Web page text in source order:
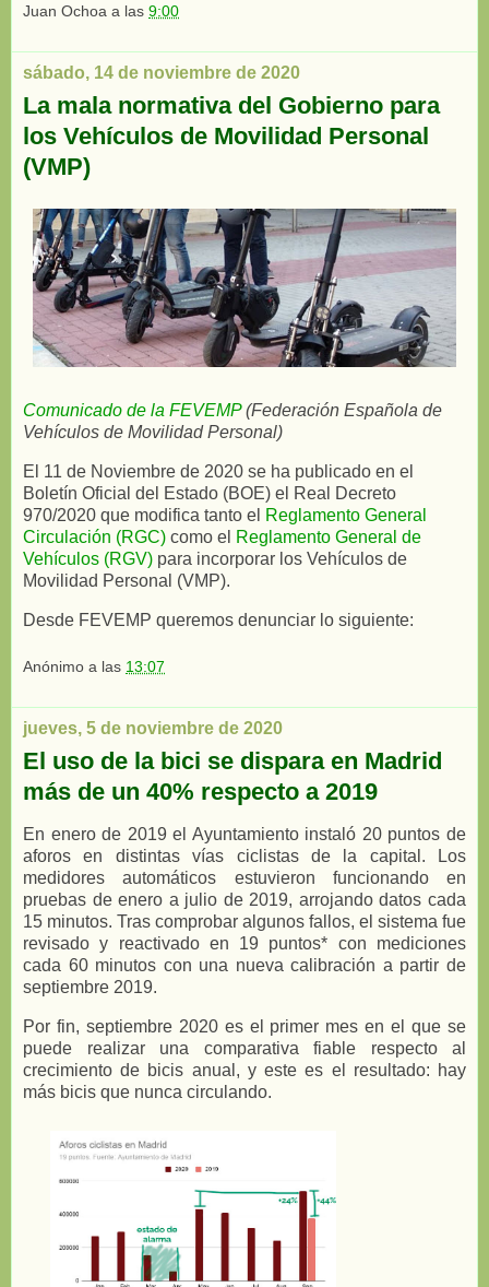
Juan Ochoa a las 9:00
sábado, 14 de noviembre de 2020
La mala normativa del Gobierno para
los Vehículos de Movilidad Personal
(VMP)
Comunicado de la FEVEMP(Federación Española de
Vehículos de Movilidad Personal)
El 11 de Noviembre de 2020 se ha publicado en el
Boletín Oficial del Estado (BOE) el Real Decreto
970/2020 que modifica tanto el Reglamento General
Circulación (RGC) como el Reglamento General de
Vehículos (RGV) para incorporar los Vehículos de
Movilidad Personal (VMP).
Desde FEVEMP queremos denunciar lo siguiente:
Anónimo a las 13:07
jueves, 5 de noviembre de 2020
El uso de la bici se dispara en Madrid
más de un 40% respecto a 2019
En enero de 2019 el Ayuntamiento instaló 20 puntos de
aforos en distintas vías ciclistas de la capital. Los
medidores automáticos estuvieron funcionando en
pruebas de enero a julio de 2019, arrojando datos cada
15 minutos. Tras comprobar algunos fallos, el sistema fue
revisado y reactivado en 19 puntos* con mediciones
cada 60 minutos con una nueva calibración a partir de
septiembre 2019.
Por fin, septiembre 2020 es el primer mes en el que se
puede realizar una comparativa fiable respecto al
crecimiento de bicis anual, y este es el resultado: hay
más bicis que nunca circulando.